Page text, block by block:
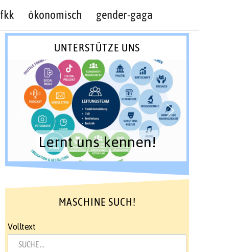
fkk ökonomisch gender-gaga
UNTERSTÜTZE UNS
Lernt uns kennen!
MASCHINE SUCH!
Volltext